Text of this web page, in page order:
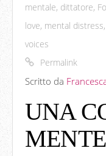
mentale, dittatore,
love, mental distress,
voices
Permalink
Scritto da
UNA
MENTE